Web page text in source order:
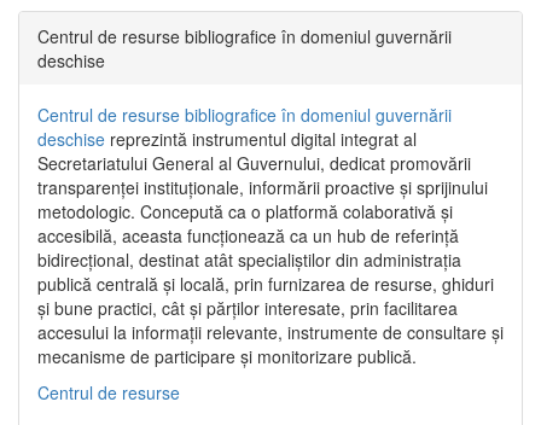
Centrul de resurse bibliografice în domeniul guvernării
deschise
Centrul de resurse bibliografice în domeniul guvernării
deschise reprezintă instrumentul digital integrat al
Secretariatului General al Guvernului, dedicat promovării
transparenței instituționale, informării proactive și sprijinului
metodologic. Concepută ca o platformă colaborativă și
accesibilă, aceasta funcționează ca un hub de referință
bidirecțional, destinat atât specialiștilor din administrația
publică centrală și locală, prin furnizarea de resurse, ghiduri
și bune practici, cât și părților interesate, prin facilitarea
accesului la informații relevante, instrumente de consultare și
mecanisme de participare și monitorizare publică.
Centrul de resurse